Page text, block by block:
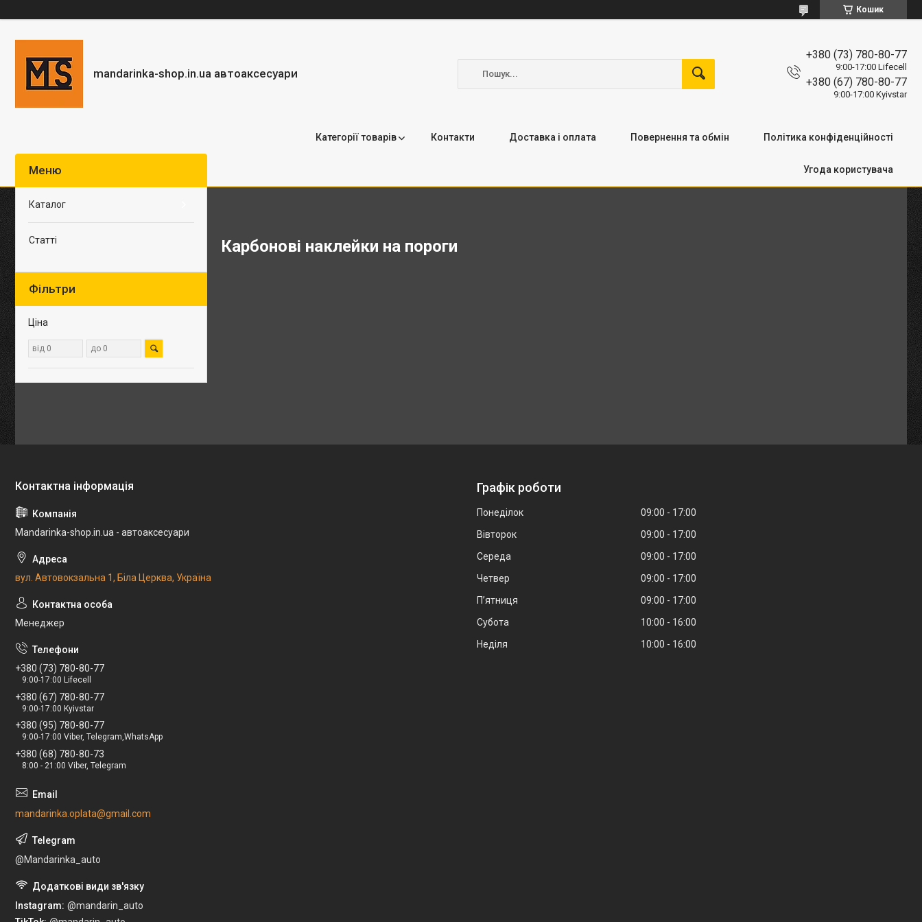
Кошик
mandarinka-shop.in.ua автоаксесуари
+380 (73) 780-80-77
9:00-17:00 Lifecell
+380 (67) 780-80-77
9:00-17:00 Kyivstar
Категорії товарів Контакти Доставка і оплата Повернення та обмін Політика конфіденційності
Угода користувача
Карбонові наклейки на пороги
Каталог
Статті
Фільтри
Ціна
Mandarinka-shop.in.ua - автоаксесуари
вул. Автовокзальна 1, Біла Церква, Україна
Менеджер
+380 (73) 780-80-77
9:00-17:00 Lifecell
+380 (67) 780-80-77
9:00-17:00 Kyivstar
+380 (95) 780-80-77
9:00-17:00 Viber, Telegram,WhatsApp
+380 (68) 780-80-73
8:00 - 21:00 Viber, Telegram
mandarinka.oplata@gmail.com
@Mandarinka_auto
Instagram @mandarin_auto
Графік роботи
Понеділок 09:00
17:00
Вівторок
09:00
17:00
Середа
09:00
17:00
Четвер
09:00
17:00
Пʼятниця
09:00
17:00
Субота
10:00
16:00
Неділя
10:00 16:00